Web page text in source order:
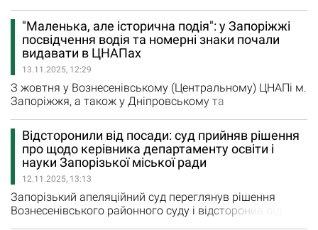
нагороди, вшанував пам“ять загиблих захисників,
зустрівся з пораненими військовими і учнями в
підземній школі. Про це повідомляє офіційний сайт
Президента України. Т. в. о. командира 17-го
армійського корпусу Ярослав Сидоров…
"Маленька, але історична подія": у Запоріжжі
посвідчення водія та номерні знаки почали
видавати в ЦНАПах
13.11.2025, 12:29
З жовтня у Вознесенівському (Центральному) ЦНАПі м.
Запоріжжя, а також у Дніпровському та
послуги у сфері державної реєстрації та перереєстрації
транспортних засобів, зокрема видача посвідчення
водія та номерних знаків. Як інформує пресслужба
Запорізької міської ради, це стало можливим завдяки
грантовій підтримці…
Відсторонили від посади: суд прийняв рішення
про щодо керівника департаменту освіти і
науки Запорізької міської ради
12.11.2025, 13:13
Запорізький апеляційний суд переглянув рішення
Вознесенівського районного суду і відсторонив від